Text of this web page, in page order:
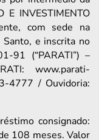
E INVESTIMENTO
com sede na
e inscrita no
91 (“PARATI”) –
www.parati-
4777 / Ouvidoria:
consignado:
108 meses. Valor